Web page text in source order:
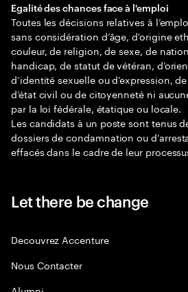
Egalité des chances face à l'emploi
Toutes les décisions relatives à
sans considération d’âge, d'origine
couleur, de religion, de sexe, de
handicap, de statut de vétéran,
d’identité sexuelle ou d’expression,
d’état civil ou de citoyenneté ni
par la loi fédérale, étatique ou locale.
Les candidats à un poste sont tenus
dossiers de condamnation ou
effacés dans le cadre de leur
Let there be change
Decouvrez Accenture
Nous Contacter